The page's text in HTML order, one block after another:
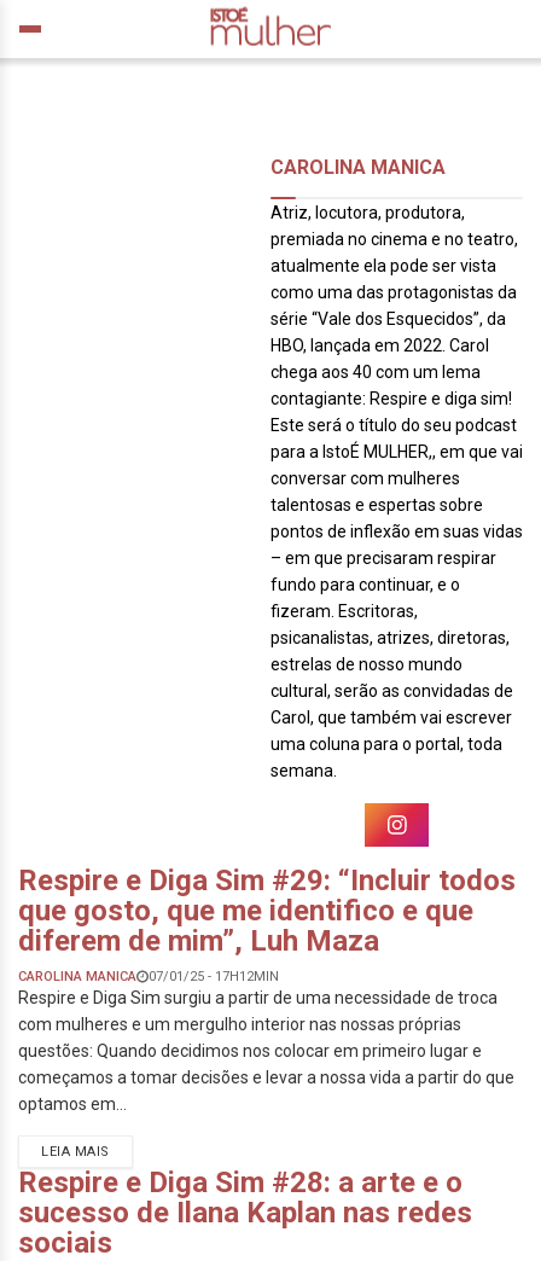
CAROLINA MANICA
Atriz, locutora, produtora,
premiada no cinema e no teatro,
atualmente ela pode ser vista
como uma das protagonistas da
série “Vale dos Esquecidos”, da
HBO, lançada em 2022. Carol
chega aos 40 com um lema
contagiante: Respire e diga sim!
Este será o título do seu podcast
para a IstoÉ MULHER,, em que vai
conversar com mulheres
talentosas e espertas sobre
pontos de inflexão em suas vidas
– em que precisaram respirar
fundo para continuar, e o
fizeram. Escritoras,
psicanalistas, atrizes, diretoras,
estrelas de nosso mundo
cultural, serão as convidadas de
Carol, que também vai escrever
uma coluna para o portal, toda
semana.
Respire e Diga Sim #29: “Incluir todos
que gosto, que me identifico e que
diferem de mim”, Luh Maza
CAROLINA MANICA 07/01/25 - 17H12MIN
Respire e Diga Sim surgiu a partir de uma necessidade de troca
com mulheres e um mergulho interior nas nossas próprias
questões: Quando decidimos nos colocar em primeiro lugar e
começamos a tomar decisões e levar a nossa vida a partir do que
optamos em...
LEIA MAIS
Respire e Diga Sim #28: a arte e o
sucesso de Ilana Kaplan nas redes
sociais